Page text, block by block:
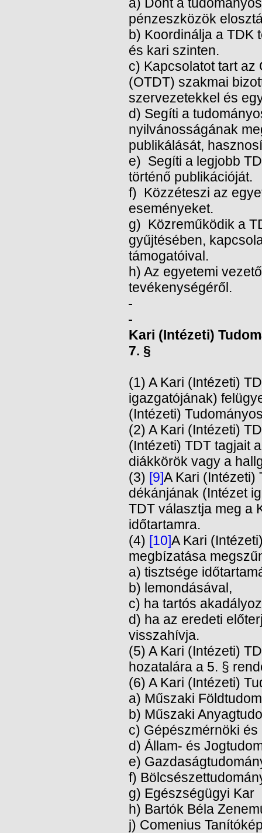
pénzeszközök
b) Koordinálja a TDK
és kari szinten.
c) Kapcsolatot tart az
(OTDT) szakmai
szervezetekkel és
d) Segíti a
nyilvánosságának
publikálását,
e) Segíti a legjobb
történő publikációját.
f) Közzéteszi az
eseményeket.
g) Közreműködik a
gyűjtésében,
támogatóival.
h) Az egyetemi
tevékenységéről.
Kari (Intézeti)
7. §
(1) A Kari (Intézeti)
igazgatójának)
(Intézeti)
(2) A Kari (Intézeti)
(Intézeti) TDT tagjait
diákkörök vagy a
(3) [9]A Kari (Intézeti)
dékánjának (Intézet
TDT választja meg a
időtartamra.
(4) [10]A Kari
megbízatása
a) tisztsége
b) lemondásával,
c) ha tartós
d) ha az eredeti
visszahívja.
(5) A Kari (Intézeti)
hozatalára a 5. §
(6) A Kari (Intézeti)
a) Műszaki
b) Műszaki
c) Gépészmérnöki és
d) Állam- és
e)
f)
g) Egészségügyi Kar
h) Bartók Béla
j) Comenius